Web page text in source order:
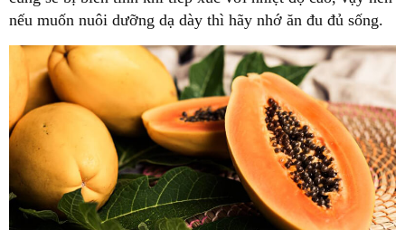
nếu muốn nuôi dưỡng dạ dày thì hãy nhớ ăn đu đủ sống.